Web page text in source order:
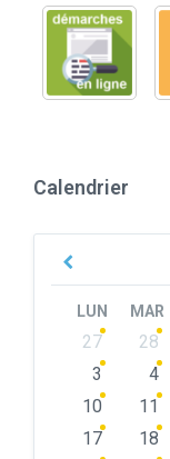
Calendrier
Previous
LUN MAR
Skip
calendar
27 28
3
4
10
11
17
18